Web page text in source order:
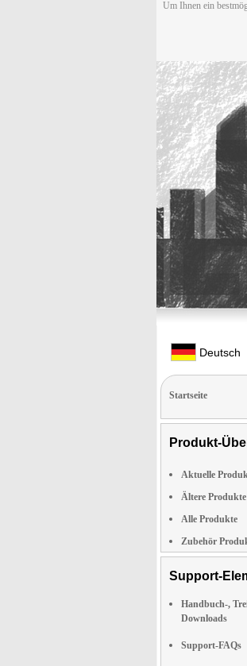
Um Ihnen ein
Deutsch
Startseite
Produkt-
Aktuelle
Ältere Produkte
Alle Produkte
Zubehör
Support-
Handbuch-,
Downloads
Support-FAQs